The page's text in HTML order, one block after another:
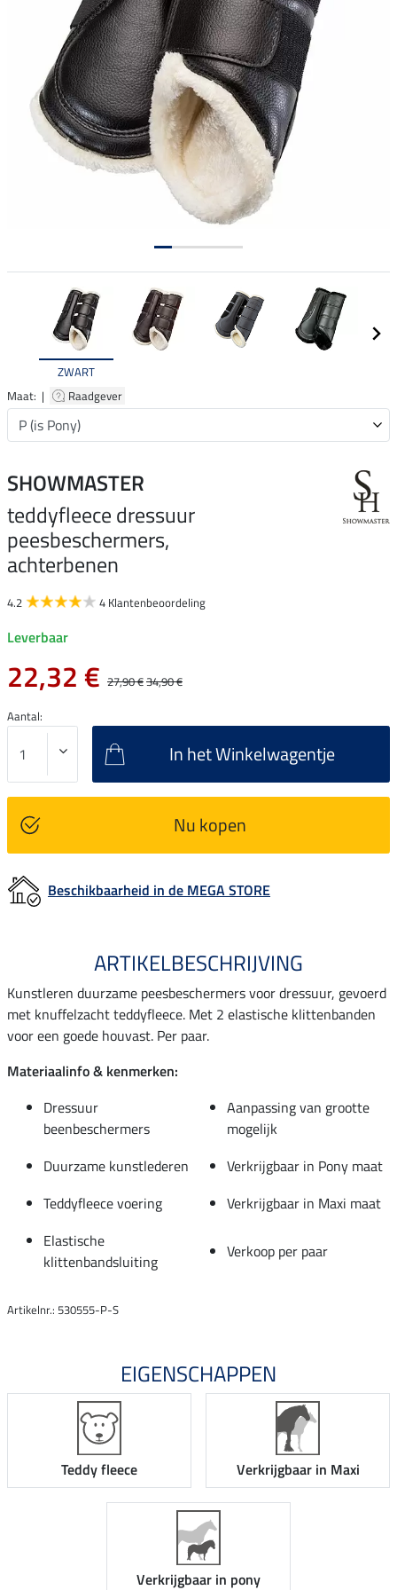
ZWART
Maat: |
Raadgever
SHOWMASTER
teddyfleece dressuur
peesbeschermers,
achterbenen
4.2 4 Klantenbeoordeling
Leverbaar
22,32 € 27,90 €34,90 €
Aantal:
In het Winkelwagentje
Nu kopen
Beschikbaarheid in de MEGA STORE
ARTIKELBESCHRIJVING
Kunstleren duurzame peesbeschermers voor dressuur, gevoerd
met knuffelzacht teddyfleece. Met 2 elastische klittenbanden
voor een goede houvast. Per paar.
Materiaalinfo & kenmerken:
Dressuur
beenbeschermers
Aanpassing van grootte
mogelijk
Duurzame kunstlederen
Verkrijgbaar in Pony maat
Teddyfleece voering
Verkrijgbaar in Maxi maat
Elastische
klittenbandsluiting
Verkoop per paar
Artikelnr.: 530555-P-S
EIGENSCHAPPEN
Teddy fleece Verkrijgbaar in Maxi
Verkrijgbaar in pony